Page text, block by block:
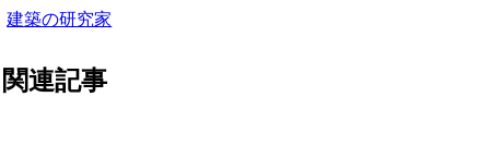
建築の研究家
関連記事